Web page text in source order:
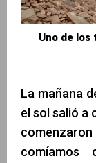
Uno de los
La mañana
el sol salió a
comíamos